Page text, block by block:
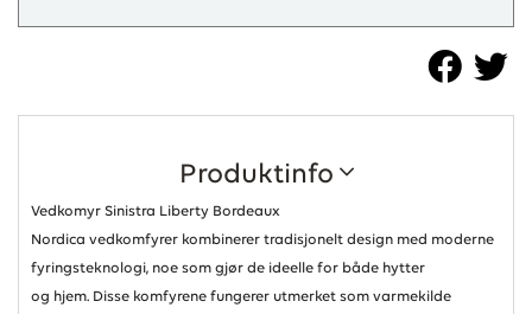
Produktinfo
Vedkomyr Sinistra Liberty Bordeaux
Nordica vedkomfyrer kombinerer tradisjonelt design med moderne
fyringsteknologi, noe som gjør de ideelle for både hytter
og hjem. Disse komfyrene fungerer utmerket som varmekilde